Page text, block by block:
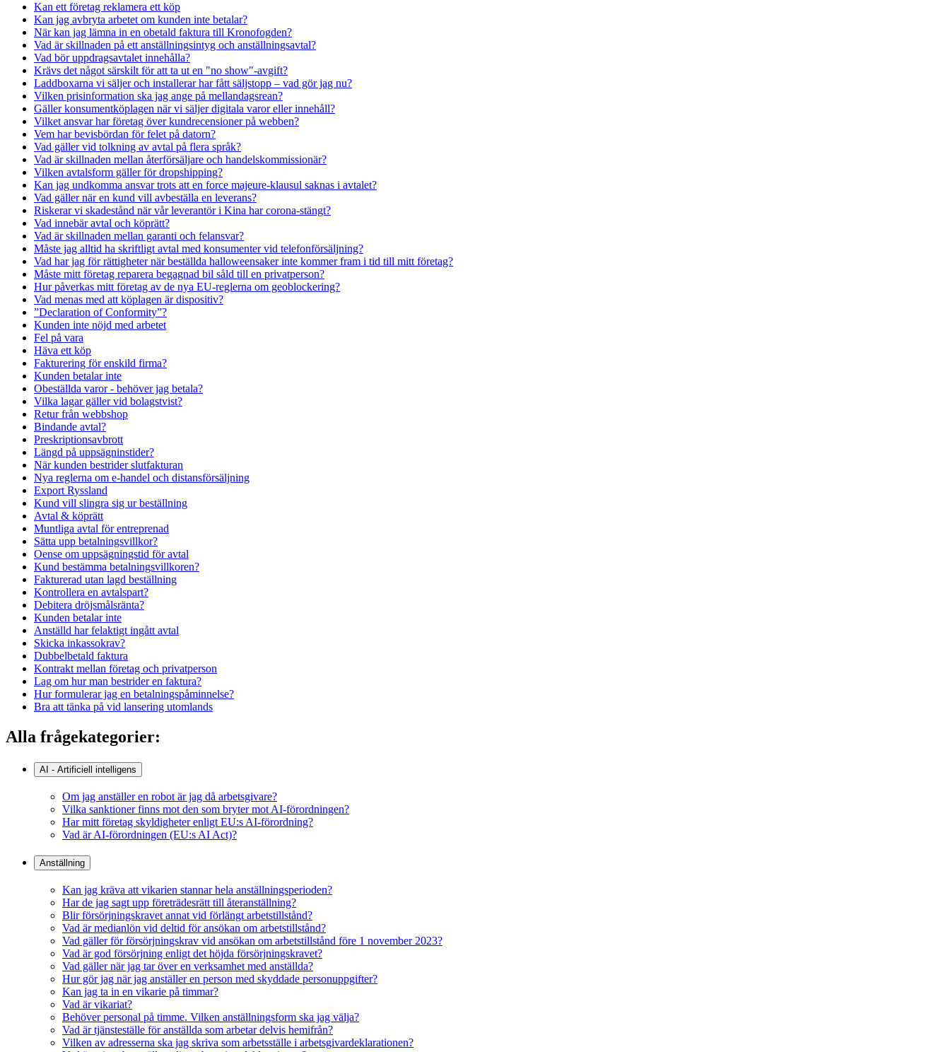
Kan ett företag reklamera ett köp
Kan jag avbryta arbetet om kunden inte betalar?
När kan jag lämna in en obetald faktura till Kronofogden?
Vad är skillnaden på ett anställningsintyg och anställningsavtal?
Vad bör uppdragsavtalet innehålla?
Krävs det något särskilt för att ta ut en "no show"-avgift?
Laddboxarna vi säljer och installerar har fått säljstopp – vad gör jag nu?
Vilken prisinformation ska jag ange på mellandagsrean?
Gäller konsumentköplagen när vi säljer digitala varor eller innehåll?
Vilket ansvar har företag över kundrecensioner på webben?
Vem har bevisbördan för felet på datorn?
Vad gäller vid tolkning av avtal på flera språk?
Vad är skillnaden mellan återförsäljare och handelskommissionär?
Vilken avtalsform gäller för dropshipping?
Kan jag undkomma ansvar trots att en force majeure-klausul saknas i avtalet?
Vad gäller när en kund vill avbeställa en leverans?
Riskerar vi skadestånd när vår leverantör i Kina har corona-stängt?
Vad innebär avtal och köprätt?
Vad är skillnaden mellan garanti och felansvar?
Måste jag alltid ha skriftligt avtal med konsumenter vid telefonförsäljning?
Vad har jag för rättigheter när beställda halloweensaker inte kommer fram i tid till mitt företag?
Måste mitt företag reparera begagnad bil såld till en privatperson?
Hur påverkas mitt företag av de nya EU-reglerna om geoblockering?
Vad menas med att köplagen är dispositiv?
”Declaration of Conformity”?
Kunden inte nöjd med arbetet
Fel på vara
Häva ett köp
Fakturering för enskild firma?
Kunden betalar inte
Obeställda varor - behöver jag betala?
Vilka lagar gäller vid bolagstvist?
Retur från webbshop
Bindande avtal?
Preskriptionsavbrott
Längd på uppsägninstider?
När kunden bestrider slutfakturan
Nya reglerna om e-handel och distansförsäljning
Export Ryssland
Kund vill slingra sig ur beställning
Avtal & köprätt
Muntliga avtal för entreprenad
Sätta upp betalningsvillkor?
Oense om uppsägningstid för avtal
Kund bestämma betalningsvillkoren?
Fakturerad utan lagd beställning
Kontrollera en avtalspart?
Debitera dröjsmålsränta?
Kunden betalar inte
Anställd har felaktigt ingått avtal
Skicka inkassokrav?
Dubbelbetald faktura
Kontrakt mellan företag och privatperson
Lag om hur man bestrider en faktura?
Hur formulerar jag en betalningspåminnelse?
Bra att tänka på vid lansering utomlands
Alla frågekategorier:
AI - Artificiell intelligens
Om jag anställer en robot är jag då arbetsgivare?
Vilka sanktioner finns mot den som bryter mot AI-förordningen?
Har mitt företag skyldigheter enligt EU:s AI-förordning?
Vad är AI-förordningen (EU:s AI Act)?
Anställning
Kan jag kräva att vikarien stannar hela anställningsperioden?
Har de jag sagt upp företrädesrätt till återanställning?
Blir försörjningskravet annat vid förlängt arbetstillstånd?
Vad är medianlön vid deltid för ansökan om arbetstillstånd?
Vad gäller för försörjningskrav vid ansökan om arbetstillstånd före 1 november 2023?
Vad är god försörjning enligt det höjda försörjningskravet?
Vad gäller när jag tar över en verksamhet med anställda?
Hur gör jag när jag anställer en person med skyddade personuppgifter?
Kan jag ta in en vikarie på timmar?
Vad är vikariat?
Behöver personal på timme. Vilken anställningsform ska jag välja?
Vad är tjänsteställe för anställda som arbetar delvis hemifrån?
Vilken av adresserna ska jag skriva som arbetsställe i arbetsgivardeklarationen?